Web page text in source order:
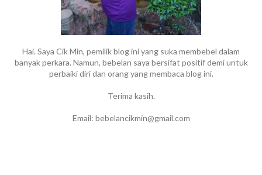
Hai. Saya Cik Min, pemilik blog ini yang suka membebel dalam
banyak perkara. Namun, bebelan saya bersifat positif demi untuk
perbaiki diri dan orang yang membaca blog ini.
Terima kasih.
Email: bebelancikmin@gmail.com